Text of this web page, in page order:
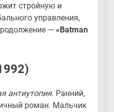
стройную и
управления,
— «Batman
антиутопия. Ранний,
роман. Мальчик